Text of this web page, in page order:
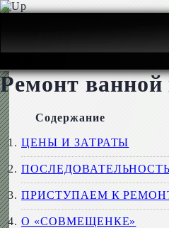
Ремонт
Содержание
ЦЕНЫ И ЗАТРАТЫ
ПРИСТУПАЕМ К
О «СОВМЕЩЕНКЕ»